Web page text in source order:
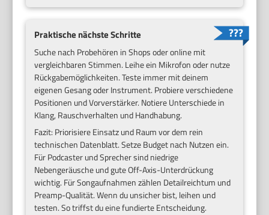
Praktische nächste Schritte
Suche nach Probehören in Shops oder online mit
vergleichbaren Stimmen. Leihe ein Mikrofon oder nutze
Rückgabemöglichkeiten. Teste immer mit deinem
eigenen Gesang oder Instrument. Probiere verschiedene
Positionen und Vorverstärker. Notiere Unterschiede in
Klang, Rauschverhalten und Handhabung.
Fazit: Priorisiere Einsatz und Raum vor dem rein
technischen Datenblatt. Setze Budget nach Nutzen ein.
Für Podcaster und Sprecher sind niedrige
Nebengeräusche und gute Off-Axis-Unterdrückung
wichtig. Für Songaufnahmen zählen Detailreichtum und
Preamp-Qualität. Wenn du unsicher bist, leihen und
testen. So triffst du eine fundierte Entscheidung.